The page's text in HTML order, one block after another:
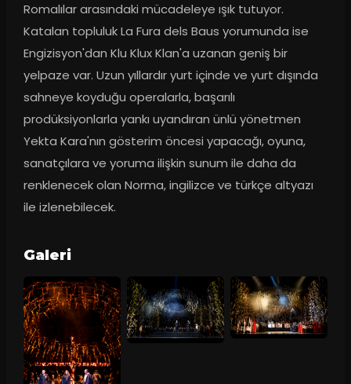
Romalılar arasındaki mücadeleye ışık tutuyor.
Katalan topluluk La Fura dels Baus yorumunda ise
Engizisyon'dan Klu Klux Klan'a uzanan geniş bir
yelpaze var. Uzun yıllardır yurt içinde ve yurt dışında
sahneye koyduğu operalarla, başarılı
prodüksiyonlarla yankı uyandıran ünlü yönetmen
Yekta Kara'nın gösterim öncesi yapacağı, oyuna,
sanatçılara ve yoruma ilişkin sunum ile daha da
renklenecek olan Norma, ingilizce ve türkçe altyazı
ile izlenebilecek.
Galeri